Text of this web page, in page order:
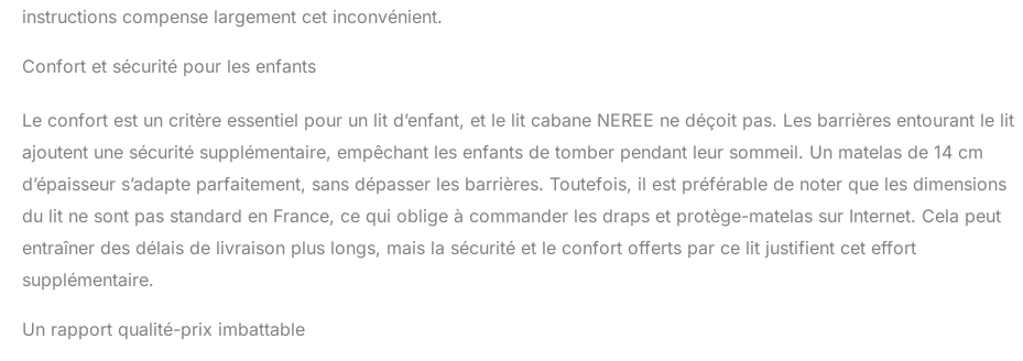
instructions compense largement cet inconvénient.
Confort et sécurité pour les enfants
Le confort est un critère essentiel pour un lit d’enfant, et le lit cabane NEREE ne déçoit pas. Les barrières entourant le lit
ajoutent une sécurité supplémentaire, empêchant les enfants de tomber pendant leur sommeil. Un matelas de 14 cm
d’épaisseur s’adapte parfaitement, sans dépasser les barrières. Toutefois, il est préférable de noter que les dimensions
du lit ne sont pas standard en France, ce qui oblige à commander les draps et protège-matelas sur Internet. Cela peut
entraîner des délais de livraison plus longs, mais la sécurité et le confort offerts par ce lit justifient cet effort
supplémentaire.
Un rapport qualité-prix imbattable